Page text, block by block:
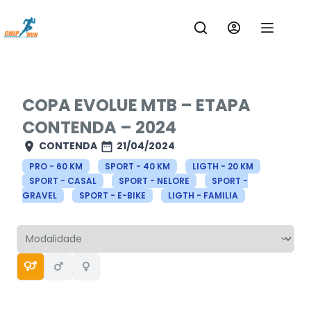
o
COPA EVOLUE MTB – ETAPA
CONTENDA – 2024
CONTENDA 21/04/2024
PRO - 60 KM SPORT - 40 KM
LIGTH - 20 KM
SPORT - CASAL
SPORT - NELORE
SPORT -
GRAVEL
SPORT - E-BIKE LIGTH - FAMILIA